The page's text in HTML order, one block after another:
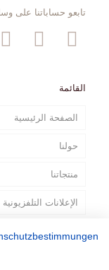
تابعو حساباتنا على
القائمة
الصفحة الرئيسية
حولنا
منتجاتنا
الإعلانات التلفزيونية
الاتصال